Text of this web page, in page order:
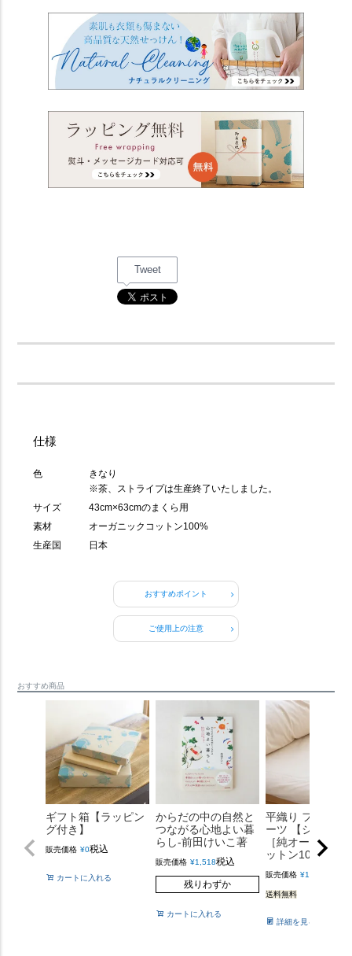
Tweet
おすすめポイント
ご使用上の注意
仕様
色
きなり
※茶、ストライプは生産終了いたしました。
サイズ
43cm×63cmのまくら用
素材
オーガニックコットン100%
生産国
日本
おすすめ商品
ギフト箱【ラッピン
グ付き】
販売価格 ¥0税込
カートに入れる
からだの中の自然と
つながる心地よい暮
らし-前田けいこ著
販売価格 ¥1,518税込
残りわずか
カートに入れる
平織り フラット
ーツ 【シングル
［純オーガニッ
ットン100%］
販売価格 ¥12,100
送料無料
詳細を見る